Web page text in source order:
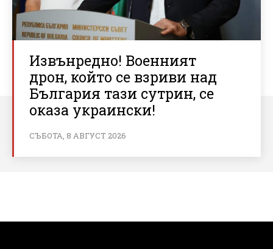
Извънредно! Военният
дрон, който се взриви над
България тази сутрин, се
оказа украински!
СЪБОТА, 8 АВГУСТ 2026